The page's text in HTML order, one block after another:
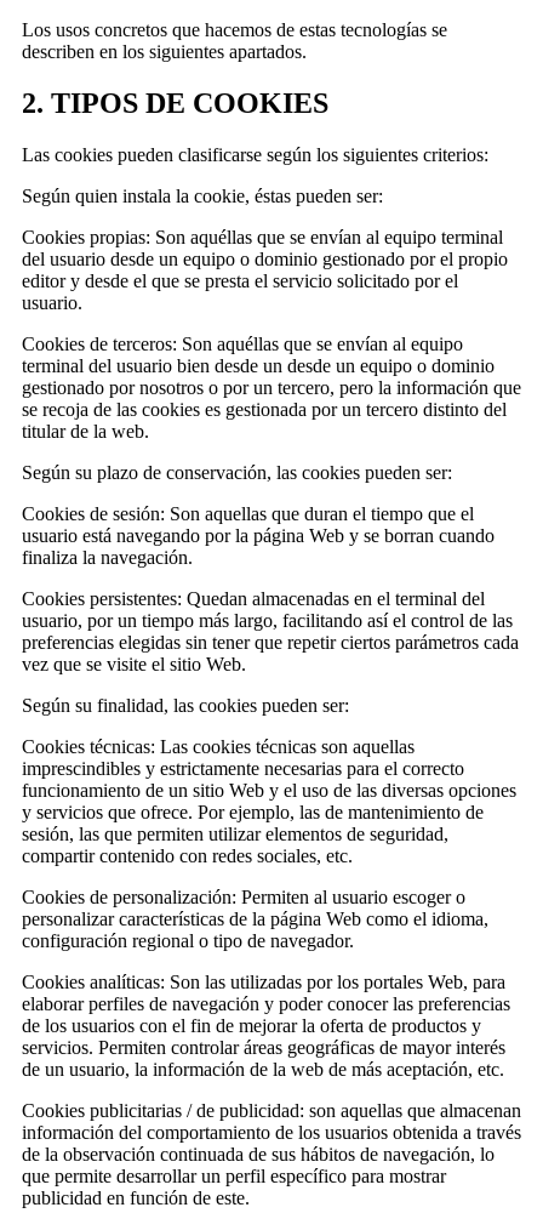
Los usos concretos que hacemos de estas tecnologías se
describen en los siguientes apartados.
2. TIPOS DE COOKIES
Las cookies pueden clasificarse según los siguientes criterios:
Según quien instala la cookie, éstas pueden ser:
Cookies propias: Son aquéllas que se envían al equipo terminal
del usuario desde un equipo o dominio gestionado por el propio
editor y desde el que se presta el servicio solicitado por el
usuario.
Cookies de terceros: Son aquéllas que se envían al equipo
terminal del usuario bien desde un desde un equipo o dominio
gestionado por nosotros o por un tercero, pero la información que
se recoja de las cookies es gestionada por un tercero distinto del
titular de la web.
Según su plazo de conservación, las cookies pueden ser:
Cookies de sesión: Son aquellas que duran el tiempo que el
usuario está navegando por la página Web y se borran cuando
finaliza la navegación.
Cookies persistentes: Quedan almacenadas en el terminal del
usuario, por un tiempo más largo, facilitando así el control de las
preferencias elegidas sin tener que repetir ciertos parámetros cada
vez que se visite el sitio Web.
Según su finalidad, las cookies pueden ser:
Cookies técnicas: Las cookies técnicas son aquellas
imprescindibles y estrictamente necesarias para el correcto
funcionamiento de un sitio Web y el uso de las diversas opciones
y servicios que ofrece. Por ejemplo, las de mantenimiento de
sesión, las que permiten utilizar elementos de seguridad,
compartir contenido con redes sociales, etc.
Cookies de personalización: Permiten al usuario escoger o
personalizar características de la página Web como el idioma,
configuración regional o tipo de navegador.
Cookies analíticas: Son las utilizadas por los portales Web, para
elaborar perfiles de navegación y poder conocer las preferencias
de los usuarios con el fin de mejorar la oferta de productos y
servicios. Permiten controlar áreas geográficas de mayor interés
de un usuario, la información de la web de más aceptación, etc.
Cookies publicitarias / de publicidad: son aquellas que almacenan
información del comportamiento de los usuarios obtenida a través
de la observación continuada de sus hábitos de navegación, lo
que permite desarrollar un perfil específico para mostrar
publicidad en función de este.